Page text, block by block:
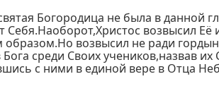
Богородица не была в данной
Себя.Наоборот,Христос возвысил Её
возвысил не ради
среди Своих учеников,назвав их
с ними в единой вере в Отца